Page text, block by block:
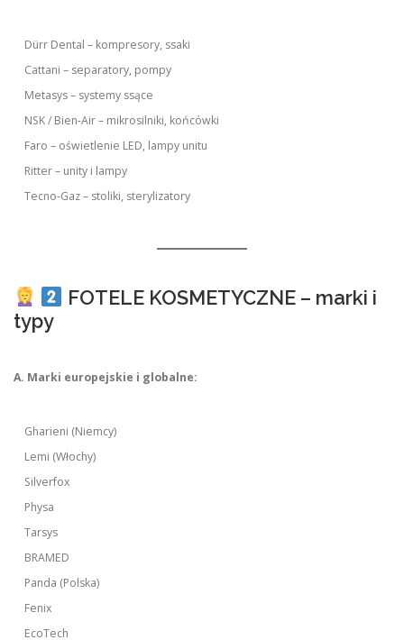
Dürr Dental – kompresory, ssaki
Cattani – separatory, pompy
Metasys – systemy ssące
NSK / Bien-Air – mikrosilniki, końcówki
Faro – oświetlenie LED, lampy unitu
Ritter – unity i lampy
Tecno-Gaz – stoliki, sterylizatory
FOTELE KOSMETYCZNE – marki i
typy
A. Marki europejskie i globalne:
Gharieni (Niemcy)
Lemi (Włochy)
Silverfox
Physa
Tarsys
BRAMED
Panda (Polska)
Fenix
EcoTech